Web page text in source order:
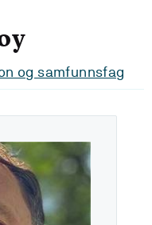
og samfunnsfag